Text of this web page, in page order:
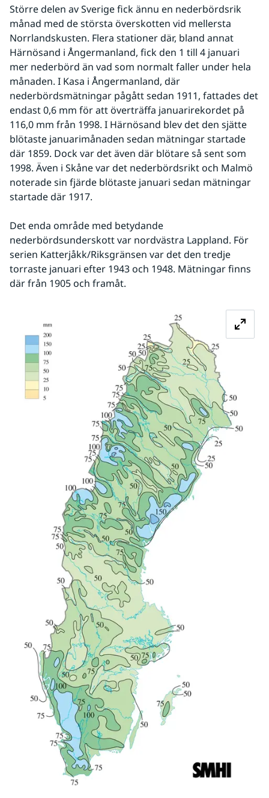
Större delen av Sverige fick ännu en nederbördsrik
månad med de största överskotten vid mellersta
Norrlandskusten. Flera stationer där, bland annat
Härnösand i Ångermanland, fick den 1 till 4 januari
mer nederbörd än vad som normalt faller under hela
månaden. I Kasa i Ångermanland, där
nederbördsmätningar pågått sedan 1911, fattades det
endast 0,6 mm för att överträffa januarirekordet på
116,0 mm från 1998. I Härnösand blev det den sjätte
blötaste januarimånaden sedan mätningar startade
där 1859. Dock var det även där blötare så sent som
1998. Även i Skåne var det nederbördsrikt och Malmö
noterade sin fjärde blötaste januari sedan mätningar
startade där 1917.
Det enda område med betydande
nederbördsunderskott var nordvästra Lappland. För
serien Katterjåkk/Riksgränsen var det den tredje
torraste januari efter 1943 och 1948. Mätningar finns
där från 1905 och framåt.